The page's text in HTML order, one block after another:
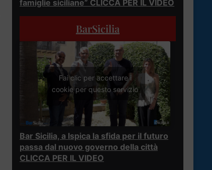
famiglie siciliane” CLICCA PER IL VIDEO
BarSicilia
Fai clic per accettare i
cookie per questo servizio
Bar Sicilia, a Ispica la sfida per il futuro
passa dal nuovo governo della città
CLICCA PER IL VIDEO